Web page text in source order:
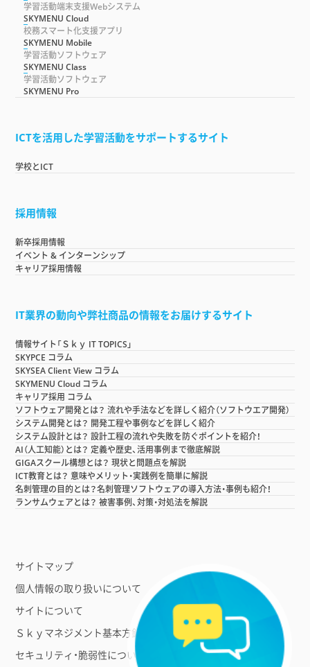
学習活動端末支援Webシステム
SKYMENU Cloud
校務スマート化支援アプリ
SKYMENU Mobile
学習活動ソフトウェア
SKYMENU Class
学習活動ソフトウェア
SKYMENU Pro
ICTを活用した学習活動をサポートするサイト
学校とICT
採用情報
新卒採用情報
イベント & インターンシップ
キャリア採用情報
IT業界の動向や弊社商品の情報をお届けするサイト
情報サイト「Ｓｋｙ IT TOPICS」
SKYPCE コラム
SKYSEA Client View コラム
SKYMENU Cloud コラム
キャリア採用 コラム
ソフトウェア開発とは？ 流れや手法などを詳しく紹介（ソフトウエア開発）
システム開発とは？ 開発工程や事例などを詳しく紹介
システム設計とは？ 設計工程の流れや失敗を防ぐポイントを紹介！
AI（人工知能）とは？ 定義や歴史、活用事例まで徹底解説
GIGAスクール構想とは？ 現状と問題点を解説
ICT教育とは？ 意味やメリット・実践例を簡単に解説
名刺管理の目的とは？名刺管理ソフトウェアの導入方法・事例も紹介！
ランサムウェアとは？ 被害事例、対策・対処法を解説
サイトマップ
個人情報の取り扱いについて
サイトについて
Ｓｋｙマネジメント基本方針
セキュリティ・脆弱性について